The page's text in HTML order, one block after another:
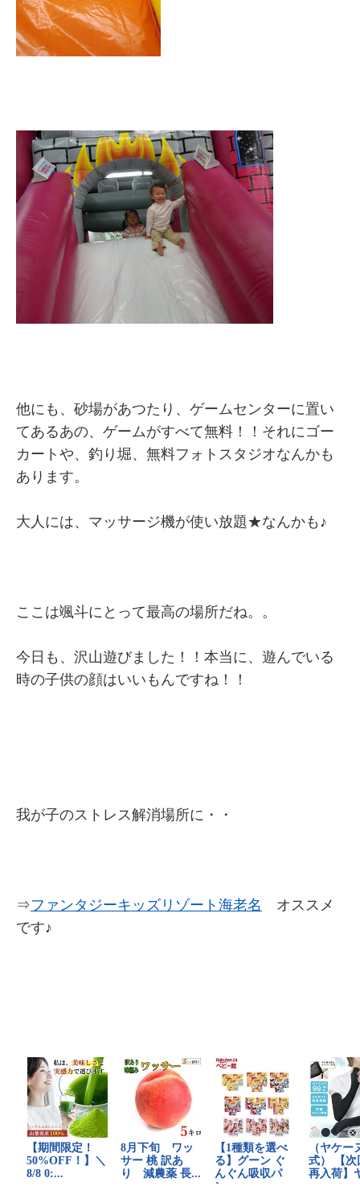
他にも、砂場があつたり、ゲームセンターに置い
てあるあの、ゲームがすべて無料！！それにゴー
カートや、釣り堀、無料フォトスタジオなんかも
あります。
大人には、マッサージ機が使い放題★なんかも♪
ここは颯斗にとって最高の場所だね。。
今日も、沢山遊びました！！本当に、遊んでいる
時の子供の顔はいいもんですね！！
我が子のストレス解消場所に・・
⇒ファンタジーキッズリゾート海老名
オススメ
です♪